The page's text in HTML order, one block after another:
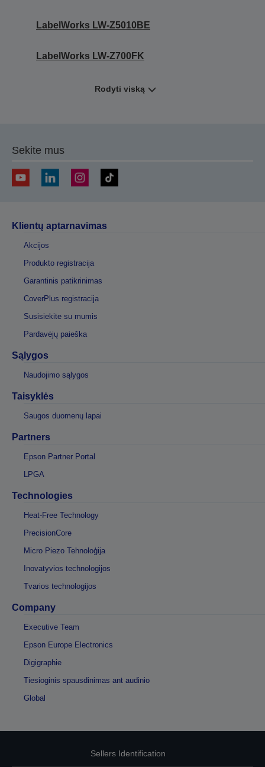
LabelWorks LW-Z5010BE
LabelWorks LW-Z700FK
Rodyti viską
Sekite mus
Klientų aptarnavimas
Akcijos
Produkto registracija
Garantinis patikrinimas
CoverPlus registracija
Susisiekite su mumis
Pardavėjų paieška
Sąlygos
Naudojimo sąlygos
Taisyklės
Saugos duomenų lapai
Partners
Epson Partner Portal
LPGA
Technologies
Heat-Free Technology
PrecisionCore
Micro Piezo Tehnoloģija
Inovatyvios technologijos
Tvarios technologijos
Company
Executive Team
Epson Europe Electronics
Digigraphie
Tiesioginis spausdinimas ant audinio
Global
Sellers Identification